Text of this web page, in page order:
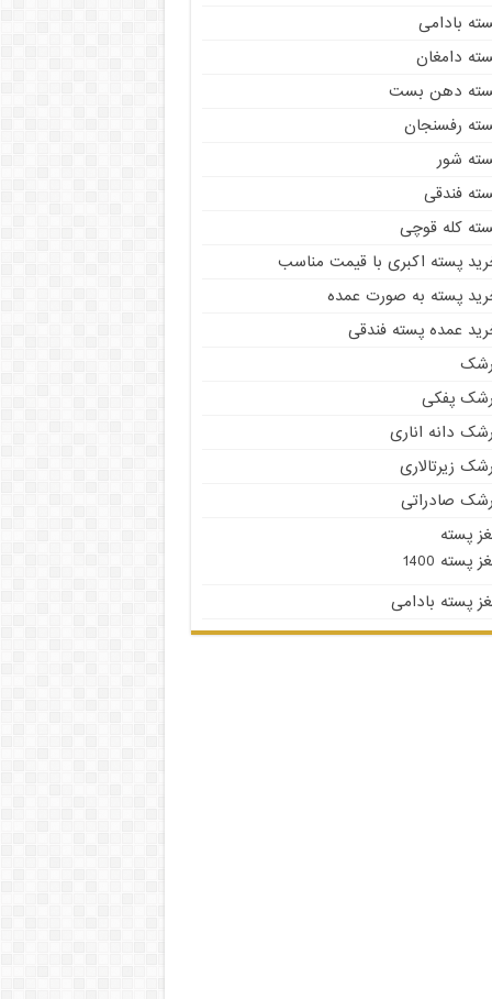
بادامی
دامغان
دهن بست
رفسنجان
شور
فندقی
کله قوچی
پسته اکبری با قیمت مناسب
پسته به صورت عمده
عمده پسته فندقی
پفکی
دانه اناری
زیرتالاری
صادراتی
پسته
پسته 1400
پسته بادامی